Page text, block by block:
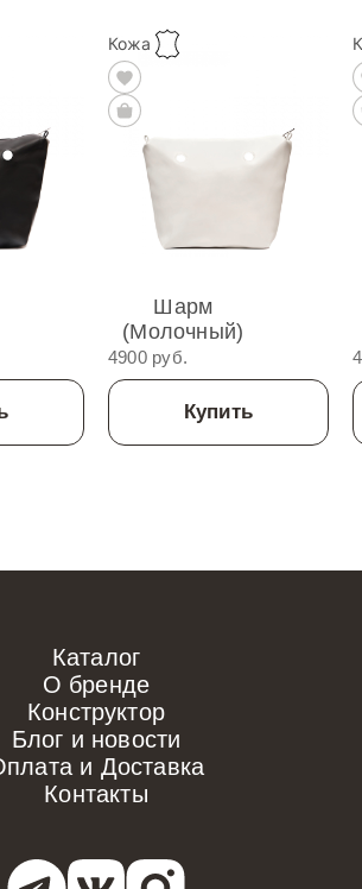
Кожа
Шарм
(Молочный)
4900 руб.
Купить
Каталог
О бренде
Конструктор
Блог и новости
и Доставка
Контакты